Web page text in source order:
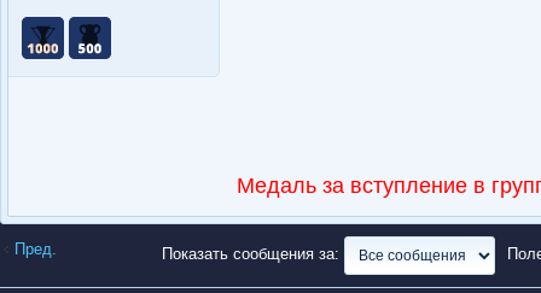
Медаль за вступление в
Пред. Показать сообщения за: